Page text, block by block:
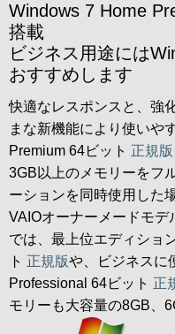
Windows 7 Home
搭載
ビジネス用途には
おすすめします
快適なレスポンスと、強
まな新機能により使いや
Premium 64ビット 正規版
3GB以上のメモリーをフ
ーションを同時使用した
VAIOオーナーメードモ
では、最上位エディショ
ト 正規版や、ビジネスに
Professional 64ビット 正
モリーも大容量の8GB、